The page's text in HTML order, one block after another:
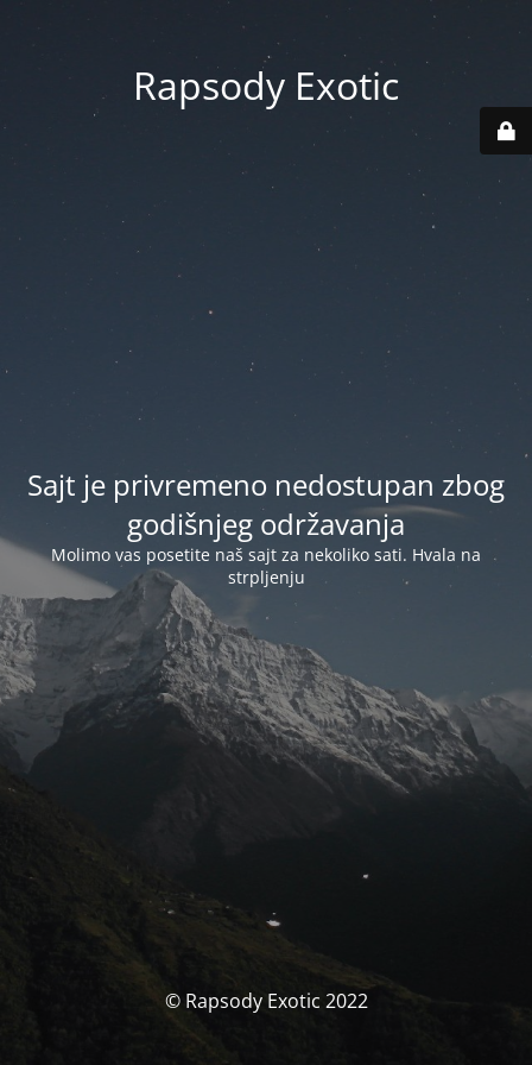
Rapsody Exotic
Sajt je privremeno nedostupan zbog
godišnjeg održavanja
Molimo vas posetite naš sajt za nekoliko sati. Hvala na
strpljenju
© Rapsody Exotic 2022